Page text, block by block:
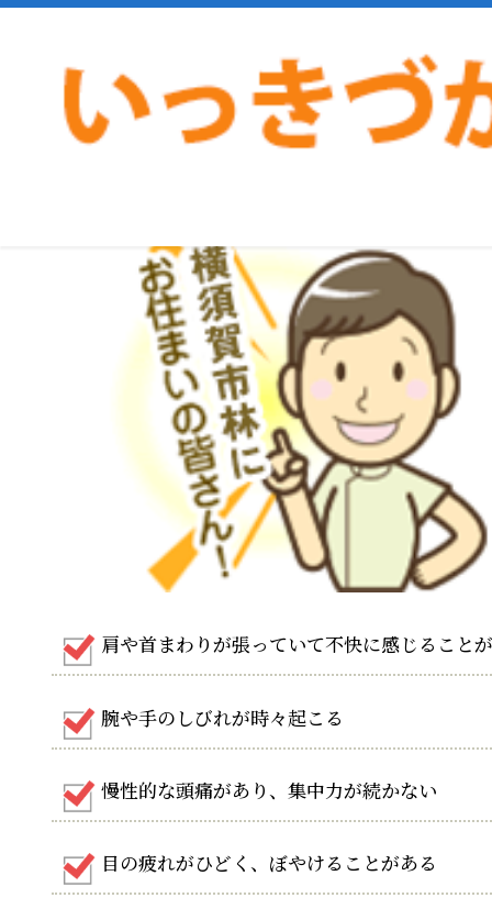
肩や首まわりが張っていて不快に感じること
腕や手のしびれが時々起こる
慢性的な頭痛があり、集中力が続かない
目の疲れがひどく、ぼやけることがある